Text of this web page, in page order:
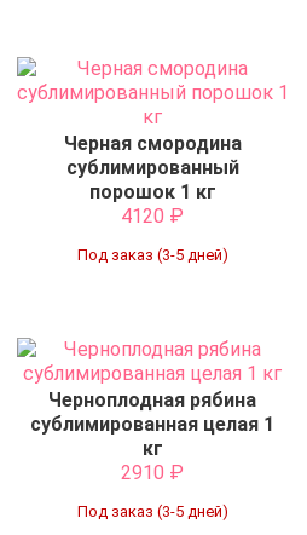
Черная смородина
сублимированный
порошок 1 кг
4120 ₽
Под заказ (3-5 дней)
Черноплодная рябина
сублимированная целая 1
кг
2910 ₽
Под заказ (3-5 дней)